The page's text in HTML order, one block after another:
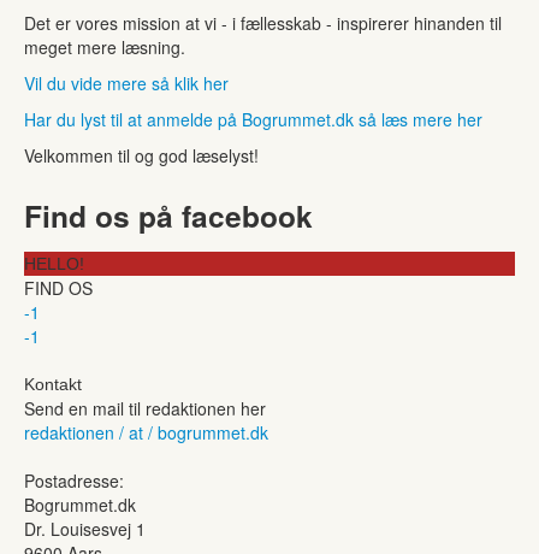
Det er vores mission at vi - i fællesskab - inspirerer hinanden til
meget mere læsning.
Vil du vide mere så klik her
Har du lyst til at anmelde på Bogrummet.dk så læs mere her
Velkommen til og god læselyst!
Find os på facebook
HELLO!
FIND OS
-1
-1
Kontakt
Send en mail til redaktionen her
redaktionen / at / bogrummet.dk
Postadresse:
Bogrummet.dk
Dr. Louisesvej 1